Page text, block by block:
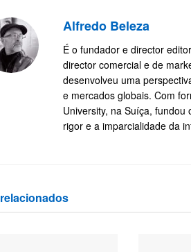
Alfredo Beleza
É o fundador e director
director comercial e de
desenvolveu uma
e mercados globais. Com
University, na Suíça,
rigor e a imparcialidade da
relacionados